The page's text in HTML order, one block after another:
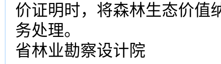
价证明时，将森林生态价值
务处理。
省林业勘察设计院